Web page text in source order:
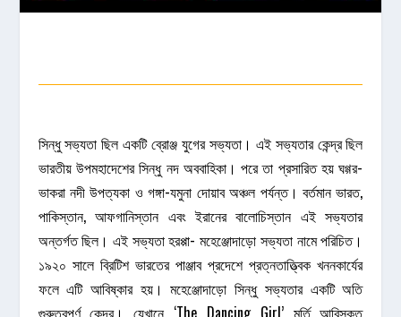
সিন্ধু সভ্যতা ছিল একটি ব্রোঞ্জ যুগের সভ্যতা। এই সভ্যতার কেন্দ্র ছিল
ভারতীয় উপমহাদেশের সিন্ধু নদ অববাহিকা। পরে তা প্রসারিত হয় ঘগ্গর-
ভাকরা নদী উপত্যকা ও গঙ্গা-যমুনা দোয়াব অঞ্চল পর্যন্ত। বর্তমান ভারত,
পাকিস্তান, আফগানিস্তান এবং ইরানের বালোচিস্তান এই সভ্যতার
অন্তর্গত ছিল। এই সভ্যতা হরপ্পা- মহেঞ্জোদাড়ো সভ্যতা নামে পরিচিত।
১৯২০ সালে ব্রিটিশ ভারতের পাঞ্জাব প্রদেশে প্রত্নতাত্ত্বিক খননকার্যের
ফলে এটি আবিষ্কার হয়। মহেঞ্জোদাড়ো সিন্ধু সভ্যতার একটি অতি
গুরুত্বপূর্ণ কেন্দ্র। যেখানে ‘The Dancing Girl’ মূর্তি আবিস্কৃত